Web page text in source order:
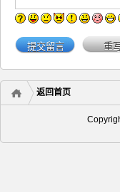
返回首页